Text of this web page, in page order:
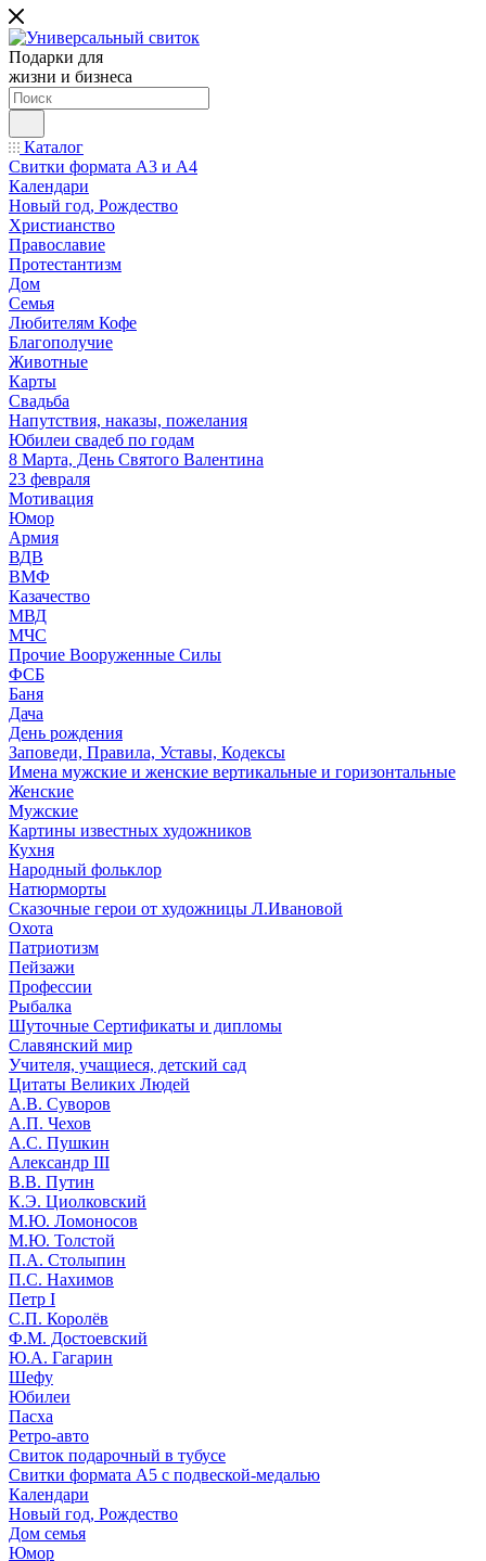
Подарки для
жизни и бизнеса
Каталог
Свитки формата А3 и А4
Календари
Новый год, Рождество
Христианство
Православие
Протестантизм
Дом
Семья
Любителям Кофе
Благополучие
Животные
Карты
Свадьба
Напутствия, наказы, пожелания
Юбилеи свадеб по годам
8 Марта, День Святого Валентина
23 февраля
Мотивация
Юмор
Армия
ВДВ
ВМФ
Казачество
МВД
МЧС
Прочие Вооруженные Силы
ФСБ
Баня
Дача
День рождения
Заповеди, Правила, Уставы, Кодексы
Имена мужские и женские вертикальные и горизонтальные
Женские
Мужские
Картины известных художников
Кухня
Народный фольклор
Натюрморты
Сказочные герои от художницы Л.Ивановой
Охота
Патриотизм
Пейзажи
Профессии
Рыбалка
Шуточные Сертификаты и дипломы
Славянский мир
Учителя, учащиеся, детский сад
Цитаты Великих Людей
А.В. Суворов
А.П. Чехов
А.С. Пушкин
Александр III
В.В. Путин
К.Э. Циолковский
М.Ю. Ломоносов
М.Ю. Толстой
П.А. Столыпин
П.С. Нахимов
Петр I
С.П. Королёв
Ф.М. Достоевский
Ю.А. Гагарин
Шефу
Юбилеи
Пасха
Ретро-авто
Свиток подарочный в тубусе
Свитки формата А5 с подвеской-медалью
Календари
Новый год, Рождество
Дом семья
Юмор